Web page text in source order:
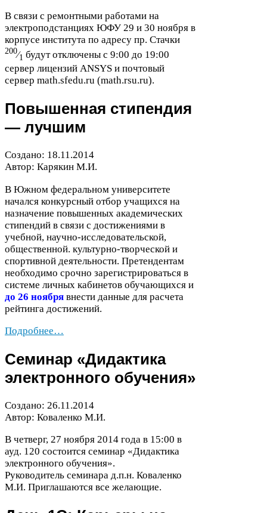
В связи с ремонтными работами на
электроподстанциях ЮФУ 29 и 30 ноября в
корпусе института по адресу пр. Стачки
200⁄1 будут отключены c 9:00 до 19:00
сервер лицензий ANSYS и почтовый
сервер math​.sfedu​.ru (math​.rsu​.ru).
Повышенная стипендия
— лучшим
Создано: 18.11.2014
Автор: Карякин М.И.
В Южном федеральном университете
начался конкурсный отбор учащихся на
назначение повышенных академических
стипендий в связи с достижениями в
учебной, научно-​исследовательской,
общественной. культурно-​творческой и
спортивной деятельности. Претендентам
необходимо срочно зарегистрироваться в
системе личных кабинетов обучающихся и
до 26 ноября внести данные для расчета
рейтинга достижений.
Подробнее…
Семинар «Дидактика
электронного обучения»
Создано: 26.11.2014
Автор: Коваленко М.И.
В четверг, 27 ноября 2014 года в 15:00 в
ауд. 120 состоится семинар «Дидактика
электронного обучения».
Руководитель семинара д.п.н. Коваленко
М.И. Приглашаются все желающие.